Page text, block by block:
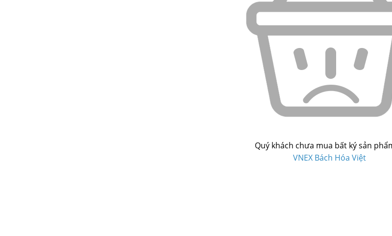
Quý khách chưa mua bất ký sản
VNEX Bách Hóa Việt